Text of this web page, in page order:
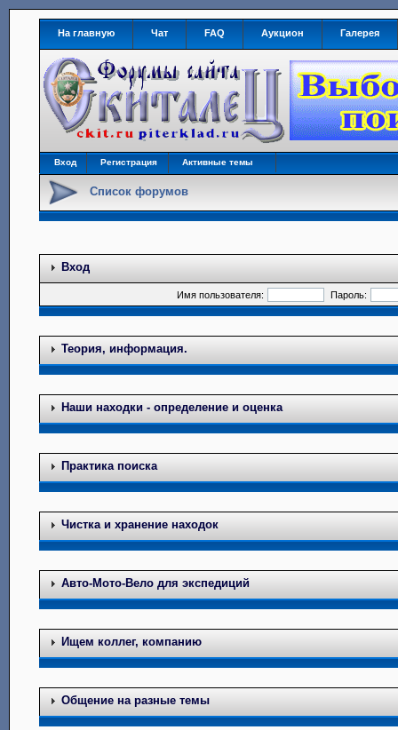
На главную Чат FAQ Аукцион Галерея
Вход Регистрация Активные темы
Список форумов
Вход
Имя пользователя: Пароль:
Теория, информация.
Наши находки - определение и оценка
Практика поиска
Чистка и хранение находок
Авто-Мото-Вело для экспедиций
Ищем коллег, компанию
Общение на разные темы